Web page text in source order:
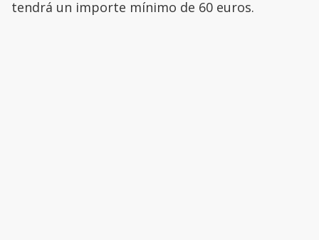
tendrá un importe mínimo de 60 euros.